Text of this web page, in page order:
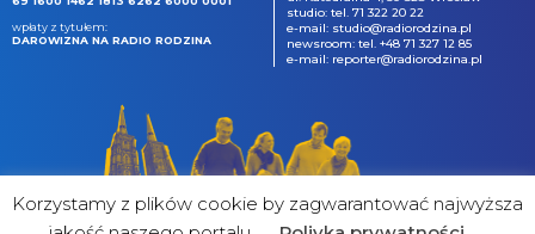
wpłaty z tytułem:
DAROWIZNA NA RADIO RODZINA
studio: tel. 71 322 20 22
e-mail: studio@radiorodzina.pl
newsroom: tel. +48 71 327 12 85
e-mail: reporter@radiorodzina.pl
Korzystamy z plików cookie by zagwarantować najwyższa